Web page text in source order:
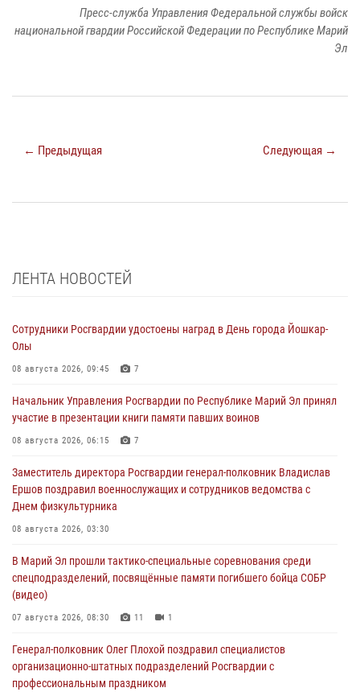
Пресс-служба Управления Федеральной службы войск
национальной гвардии Российской Федерации по Республике Марий
Эл
← Предыдущая Следующая →
ЛЕНТА НОВОСТЕЙ
Сотрудники Росгвардии удостоены наград в День города Йошкар-
Олы
08 августа 2026, 09:45 7
Начальник Управления Росгвардии по Республике Марий Эл принял
участие в презентации книги памяти павших воинов
08 августа 2026, 06:15 7
Заместитель директора Росгвардии генерал-полковник Владислав
Ершов поздравил военнослужащих и сотрудников ведомства с
Днем физкультурника
08 августа 2026, 03:30
В Марий Эл прошли тактико-специальные соревнования среди
спецподразделений, посвящённые памяти погибшего бойца СОБР
(видео)
07 августа 2026, 08:30 11 1
Генерал-полковник Олег Плохой поздравил специалистов
организационно-штатных подразделений Росгвардии с
профессиональным праздником